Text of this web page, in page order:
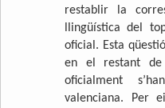
restablir la
llingüística del
oficial. Esta
en el restant de
oficialment
valenciana. Per